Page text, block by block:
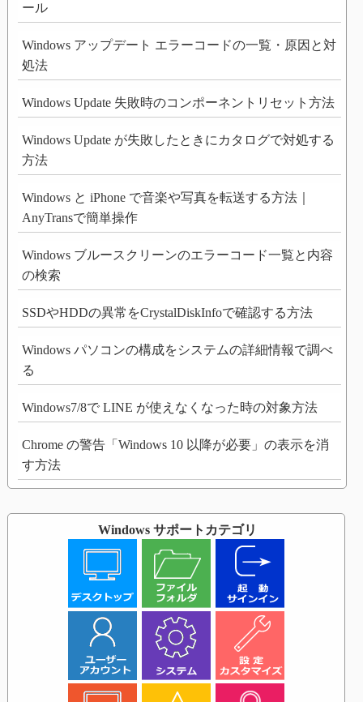
ール
Windows アップデート エラーコードの一覧・原因と対
処法
Windows Update 失敗時のコンポーネントリセット方法
Windows Update が失敗したときにカタログで対処する
方法
Windows と iPhone で音楽や写真を転送する方法｜
AnyTransで簡単操作
Windows ブルースクリーンのエラーコード一覧と内容
の検索
SSDやHDDの異常をCrystalDiskInfoで確認する方法
Windows パソコンの構成をシステムの詳細情報で調べ
る
Windows7/8で LINE が使えなくなった時の対象方法
Chrome の警告「Windows 10 以降が必要」の表示を消
す方法
Windows サポートカテゴリ